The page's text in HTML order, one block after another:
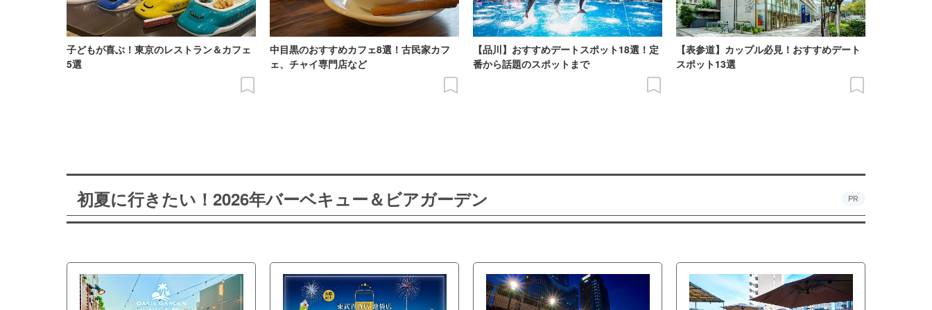
子どもが喜ぶ！東京のレストラン＆カフェ
5選
中目黒のおすすめカフェ8選！古民家カフ
ェ、チャイ専門店など
【品川】おすすめデートスポット18選！定
番から話題のスポットまで
【表参道】カップル必見！おすすめデート
スポット13選
初夏に行きたい！2026年バーベキュー＆ビアガーデン PR